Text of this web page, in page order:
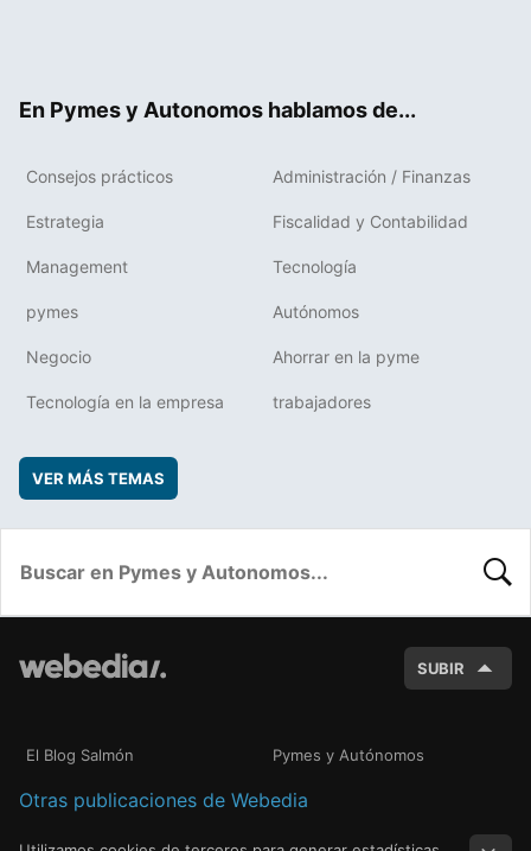
En Pymes y Autonomos hablamos de...
Consejos prácticos Administración / Finanzas
Estrategia Fiscalidad y Contabilidad
Management Tecnología
pymes Autónomos
Negocio Ahorrar en la pyme
Tecnología en la empresa trabajadores
VER MÁS TEMAS
SUBIR
El Blog Salmón Pymes y Autónomos
Otras publicaciones de Webedia